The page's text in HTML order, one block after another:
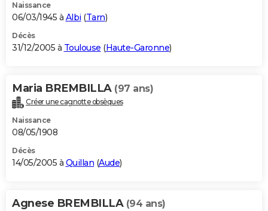
Naissance
06/03/1945 à Albi (Tarn)
Décès
31/12/2005 à Toulouse (Haute-Garonne)
Maria BREMBILLA (97 ans)
Créer une cagnotte obsèques
Naissance
08/05/1908
Décès
14/05/2005 à Quillan (Aude)
Agnese BREMBILLA (94 ans)